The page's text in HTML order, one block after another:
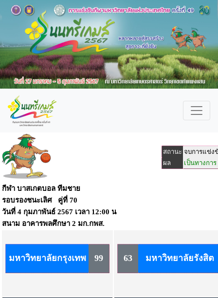
สถานะ จบการแข่ง
ผล
เป็นทางการ
กีฬา บาสเกตบอล ทีมชาย
รอบรองชนะเลิศ คู่ที่ 70
วันที่ 4 กุมภาพันธ์ 2567 เวลา 12:00 น
สนาม อาคารพลศึกษา 2 มก.กพส.
มหาวิทยาลัยกรุงเทพ 99 63 มหาวิทยาลัยรังสิต